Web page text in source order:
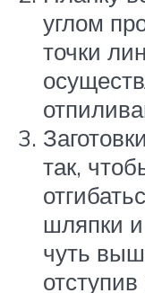
углом
точки
так,
шляпки
чуть